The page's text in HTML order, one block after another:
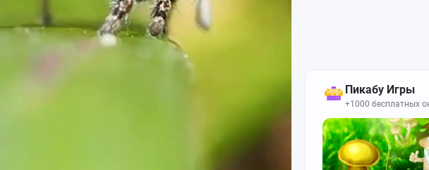
Пикабу Игры
+1000 бесплатных